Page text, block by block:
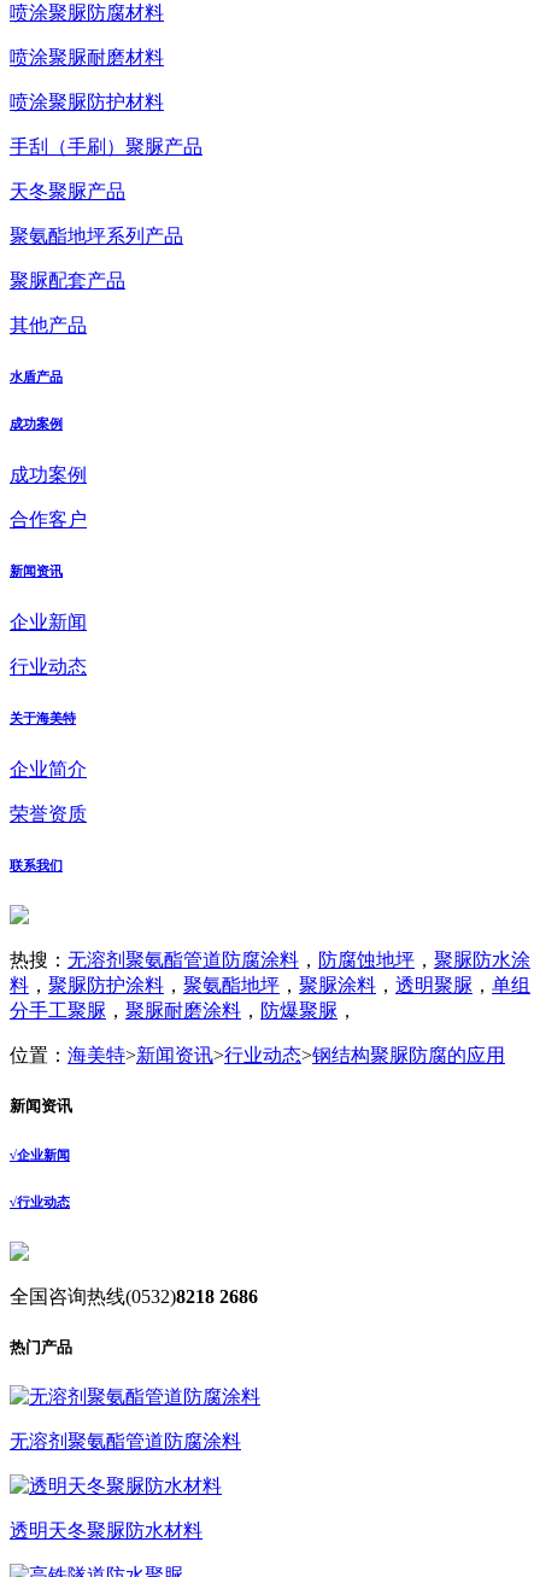
喷涂聚脲防腐材料
喷涂聚脲耐磨材料
喷涂聚脲防护材料
手刮（手刷）聚脲产品
天冬聚脲产品
聚氨酯地坪系列产品
聚脲配套产品
其他产品
水盾产品
成功案例
成功案例
合作客户
新闻资讯
企业新闻
行业动态
关于海美特
企业简介
荣誉资质
联系我们
热搜： 无溶剂聚氨酯管道防腐涂料 ， 防腐蚀地坪 ， 聚脲防水涂
料 ， 聚脲防护涂料 ， 聚氨酯地坪 ， 聚脲涂料 ， 透明聚脲 ， 单组
分手工聚脲 ， 聚脲耐磨涂料 ， 防爆聚脲 ，
位置： 海美特>新闻资讯>行业动态>钢结构聚脲防腐的应用
新闻资讯
√企业新闻
√行业动态
全国咨询热线(0532)8218 2686
热门产品
无溶剂聚氨酯管道防腐涂料
透明天冬聚脲防水材料